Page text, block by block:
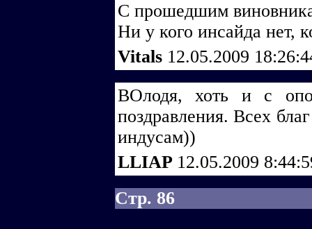
С прошедшим
Ни у кого инсайда нет,
Vitals 12.05.2009
ВОлодя, хоть и с
поздравления. Всех
индусам))
LLIAP 12.05.2009
Стр. 86